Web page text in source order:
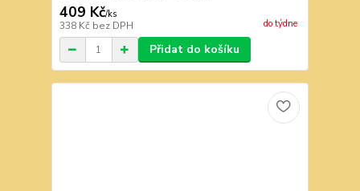
409 Kč/ks
338 Kč bez DPH do týdne
Přidat do košíku